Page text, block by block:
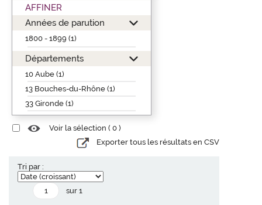
AFFINER
Années de parution
1800 - 1899 (1)
Départements
10 Aube (1)
13 Bouches-du-Rhône (1)
33 Gironde (1)
Voir la sélection ( 0 )
Exporter tous les résultats en CSV
Tri par :
sur 1